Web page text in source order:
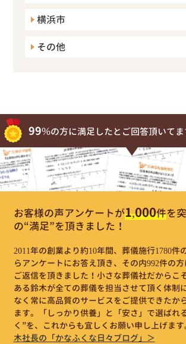
横浜市
その他
99%の方に満足したとご回答頂いてま
お客様の声アンケートが1,000件を
の“満足”を頂きました！
2011年の創業より約10年間、葬儀施行1780件
らアンケートにお答え頂き、その内992件の
ご返信を頂きました！小さな葬儀社だからこ
ある鈴木が全ての葬儀を担当させて頂く体制
なく常に高品質のサービスをご提供できたか
ます。「しっかり供養」と「安さ」で選ばれ
く”を、これからも宜しくお願い申し上げます
木社長の「かなふくな日々ブログ」＞